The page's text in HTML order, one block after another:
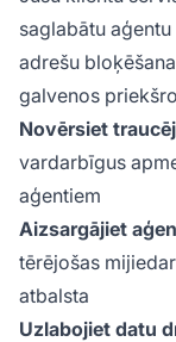
saglabātu
adrešu
galvenos
Novērsiet
vardarbīgus
aģentiem
Aizsargājiet
tērējošas
atbalsta
Uzlabojiet datu